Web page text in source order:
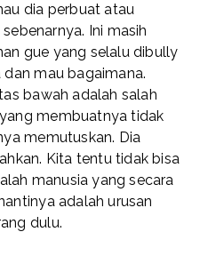
dia perbuat atau
Ini masih
gue yang selalu dibully
mau bagaimana.
bawah adalah salah
membuatnya tidak
memutuskan. Dia
Kita tentu tidak bisa
manusia yang secara
adalah urusan
dulu.